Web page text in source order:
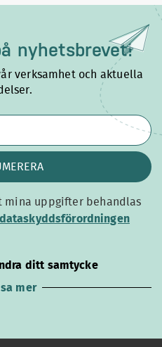
nyhetsbrevet!
verksamhet och aktuella
mina uppgifter behandlas
dataskyddsförordningen
dataskyddsförordningen
ditt samtycke
mer